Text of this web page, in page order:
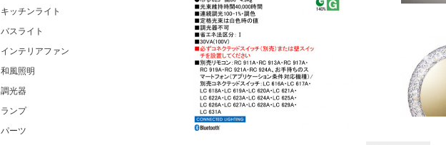
キッチンライト
バスライト
インテリアファン
和風照明
調光器
ランプ
パーツ